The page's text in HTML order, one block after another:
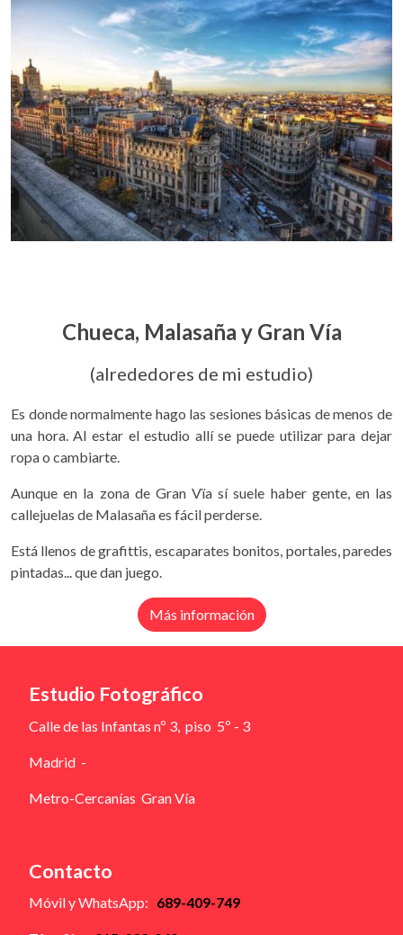
Chueca, Malasaña y Gran Vía
(alrededores de mi estudio)
Es donde normalmente hago las sesiones básicas de menos de
una hora. Al estar el estudio allí se puede utilizar para dejar
ropa o cambiarte.
Aunque en la zona de Gran Vïa sí suele haber gente, en las
callejuelas de Malasaña es fácil perderse.
Está llenos de grafittis, escaparates bonitos, portales, paredes
pintadas... que dan juego.
Más información
Estudio Fotográfico
Calle de las Infantas nº 3, piso 5º - 3
Madrid -
Metro-Cercanías Gran Vía
Contacto
Móvil y WhatsApp: 689-409-749